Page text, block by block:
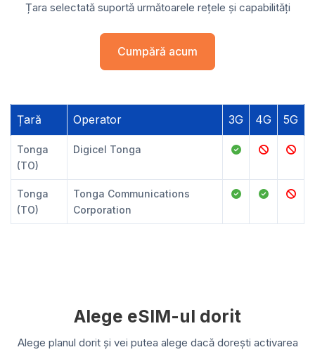
Țara selectată suportă următoarele rețele și capabilități
Cumpără acum
Țară Operator 3G 4G 5G
Tonga
(TO)
Digicel Tonga
Tonga
(TO)
Tonga Communications
Corporation
Alege eSIM-ul dorit
Alege planul dorit și vei putea alege dacă dorești activarea